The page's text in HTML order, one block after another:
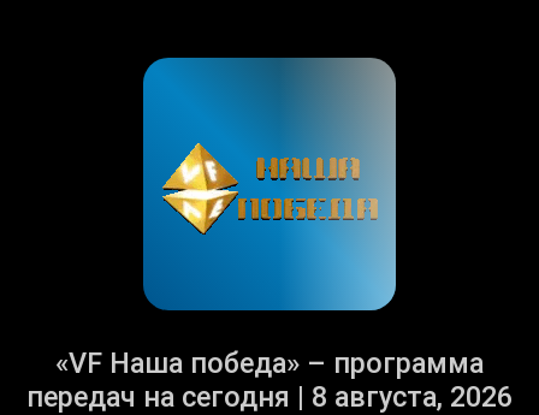
«VF Наша победа» – программа
передач на сегодня | 8 августа, 2026